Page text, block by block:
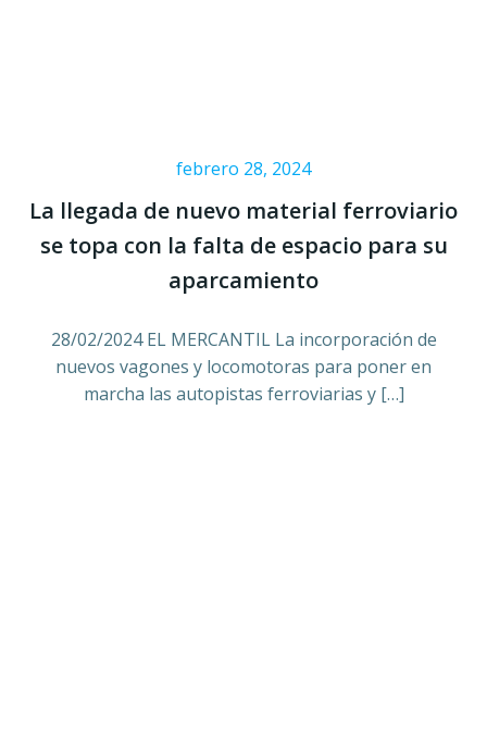
febrero 28, 2024
La llegada de nuevo material ferroviario
se topa con la falta de espacio para su
aparcamiento
28/02/2024 EL MERCANTIL La incorporación de
nuevos vagones y locomotoras para poner en
marcha las autopistas ferroviarias y […]